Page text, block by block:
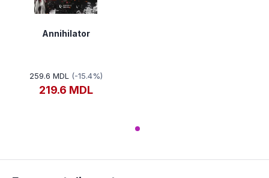
Annihilator
259.6 MDL (-15.4%)
219.6 MDL